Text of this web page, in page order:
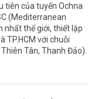
tiên của tuyến Ochna
(Mediterranean
nhất thế giới, thiết lập
TP.HCM với chuỗi
Tân, Thanh Đảo).